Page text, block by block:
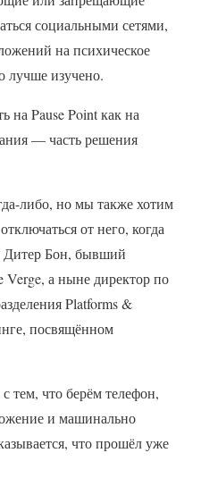
социальными сетями,
на психическое
лучше изучено.
на Pause Point как на
— часть решения
либо, но мы также хотим
от него, когда
Дитер Бон, бывший
Verge, а ныне директор по
Platforms &
посвящённом
тем, что берём телефон,
и машинально
что прошёл уже